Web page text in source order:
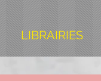
LIBRAIRIES